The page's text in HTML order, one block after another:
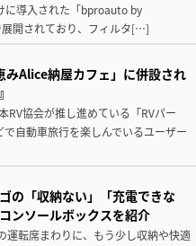
に導入された「bproauto by
展開されており、フィルタ[…]
みAlice納屋カフェ」に併設され
RV協会が推し進めている「RVパー
自動車旅行を楽しんでいるユーザー
の「収納ない」「充電できな
ンソールボックスを紹介
運転席まわりに、もう少し収納や快適